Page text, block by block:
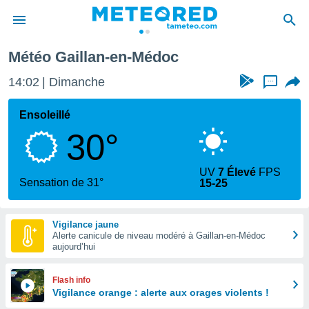
de
Météo Gaillan-en-Médoc
14:02 Dimanche ...
Ensoleillé
30°
Sensation de 31°
UV7 Élevé FPS
15-25
Vigilance jaune
Alerte canicule de niveau modéré à Gaillan-en-Médoc
aujourd’hui
Flash info
Vigilance orange : alerte aux orages violents !